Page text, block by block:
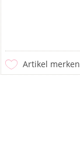
Artikel merken